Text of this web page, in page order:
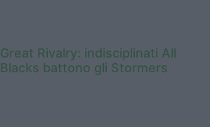
Great Rivalry: indisciplinati All
Blacks battono gli Stormers